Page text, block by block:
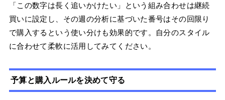
「この数字は長く追いかけたい」という組み合わせは継続
買いに設定し、その週の分析に基づいた番号はその回限り
で購入するという使い分けも効果的です。自分のスタイル
に合わせて柔軟に活用してみてください。
予算と購入ルールを決めて守る